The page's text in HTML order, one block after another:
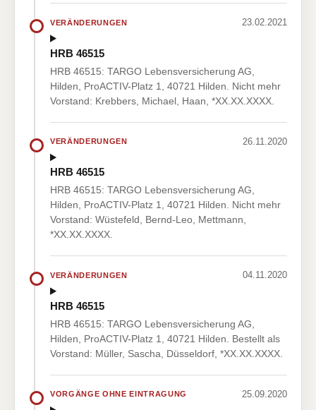
VERÄNDERUNGEN 23.02.2021
HRB 46515
HRB 46515: TARGO Lebensversicherung AG,
Hilden, ProACTIV-Platz 1, 40721 Hilden. Nicht mehr
Vorstand: Krebbers, Michael, Haan, *XX.XX.XXXX.
VERÄNDERUNGEN 26.11.2020
HRB 46515
HRB 46515: TARGO Lebensversicherung AG,
Hilden, ProACTIV-Platz 1, 40721 Hilden. Nicht mehr
Vorstand: Wüstefeld, Bernd-Leo, Mettmann,
*XX.XX.XXXX.
VERÄNDERUNGEN 04.11.2020
HRB 46515
HRB 46515: TARGO Lebensversicherung AG,
Hilden, ProACTIV-Platz 1, 40721 Hilden. Bestellt als
Vorstand: Müller, Sascha, Düsseldorf, *XX.XX.XXXX.
VORGÄNGE OHNE EINTRAGUNG 25.09.2020